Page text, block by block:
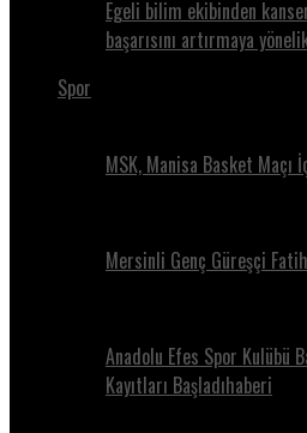
Egeli bilim ekibinden
başarısını artırmaya
Spor
MSK, Manisa Basket Maçı
Mersinli Genç Güreşçi
Anadolu Efes Spor Kulübü
Kayıtları Başladıhaberi